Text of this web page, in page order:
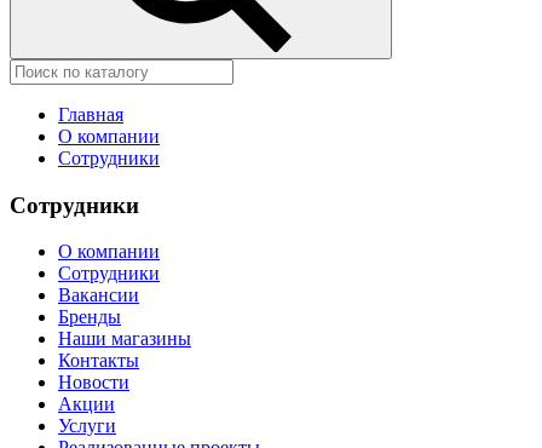
Главная
О компании
Сотрудники
Сотрудники
О компании
Сотрудники
Вакансии
Бренды
Наши магазины
Контакты
Новости
Акции
Услуги